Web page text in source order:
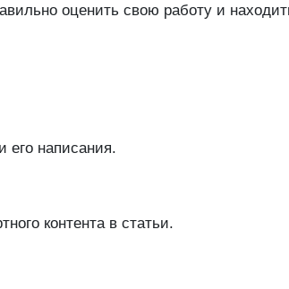
оценить свою работу и
его написания.
контента в статьи.